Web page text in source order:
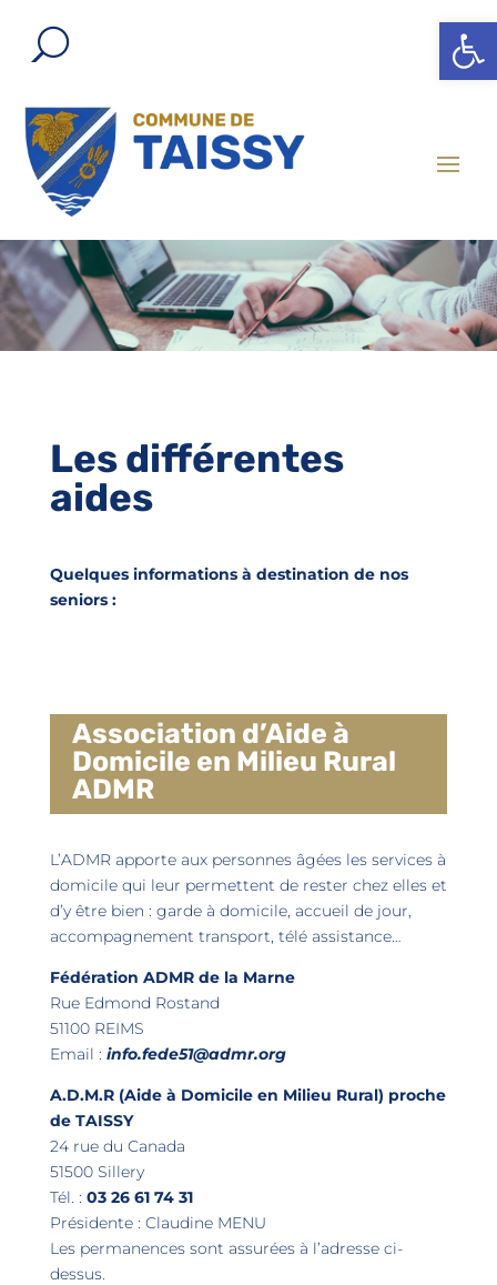
Ouvrir
Les différentes
aides
Quelques informations à destination de nos
seniors :
Association d’Aide à
Domicile en Milieu Rural
ADMR
L’ADMR apporte aux personnes âgées les services à
domicile qui leur permettent de rester chez elles et
d’y être bien : garde à domicile, accueil de jour,
accompagnement transport, télé assistance…
Fédération ADMR de la Marne
Rue Edmond Rostand
51100 REIMS
Email : info.fede51@admr.org
A.D.M.R (Aide à Domicile en Milieu Rural) proche
de TAISSY
24 rue du Canada
51500 Sillery
Tél. : 03 26 61 74 31
Présidente : Claudine MENU
Les permanences sont assurées à l’adresse ci-
dessus.